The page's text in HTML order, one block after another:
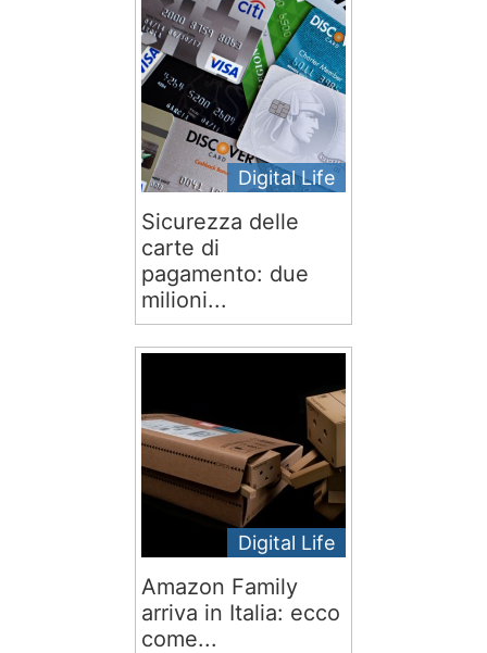
Digital Life
Sicurezza delle
carte di
pagamento: due
milioni...
Digital Life
Amazon Family
arriva in Italia: ecco
come...